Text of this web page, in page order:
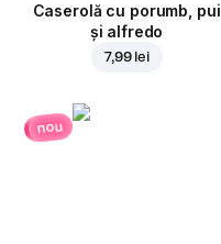
Caserolă cu porumb, pui
și alfredo
7,99 lei
nou